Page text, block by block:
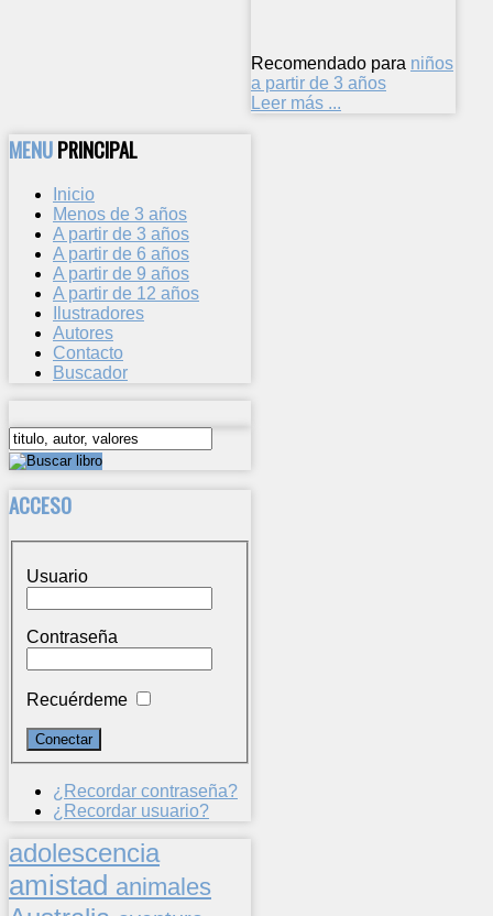
Recomendado para niños
a partir de 3 años
Leer más ...
MENUPRINCIPAL
Inicio
Menos de 3 años
A partir de 3 años
A partir de 6 años
A partir de 9 años
A partir de 12 años
Ilustradores
Autores
Contacto
Buscador
ACCESO
Usuario
Contraseña
Recuérdeme
¿Recordar contraseña?
¿Recordar usuario?
adolescencia
amistad animales